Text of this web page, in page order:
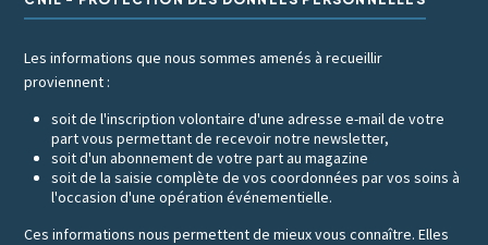
Les informations que nous sommes amenés à recueillir
proviennent :
soit de l'inscription volontaire d'une adresse e-mail de votre
part vous permettant de recevoir notre newsletter,
soit d'un abonnement de votre part au magazine
soit de la saisie complète de vos coordonnées par vos soins à
l'occasion d'une opération événementielle.
Ces informations nous permettent de mieux vous connaître. Elles